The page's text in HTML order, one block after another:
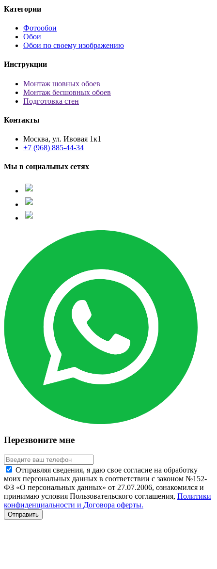
Категории
Фотообои
Обои
Обои по своему изображению
Инструкции
Монтаж шовных обоев
Монтаж бесшовных обоев
Подготовка стен
Контакты
Москва, ул. Ивовая 1к1
+7 (968) 885-44-34
Мы в социальных сетях
Перезвоните мне
Отправляя сведения, я даю свое согласие на обработку
моих персональных данных в соответствии с законом №152-
ФЗ «О персональных данных» от 27.07.2006, ознакомился и
принимаю условия Пользовательского соглашения, Политики
конфиденциальности и Договора оферты.